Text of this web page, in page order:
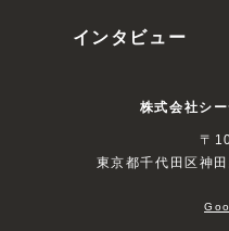
インタビュー
株式会社シ
〒
東京都千代田区神